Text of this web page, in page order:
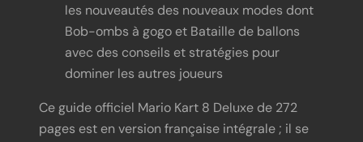
les nouveautés des nouveaux modes dont
Bob-ombs à gogo et Bataille de ballons
avec des conseils et stratégies pour
dominer les autres joueurs
Ce guide officiel Mario Kart 8 Deluxe de 272
pages est en version française intégrale ; il se